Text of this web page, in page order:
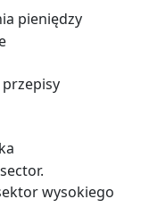
pieniędzy
przepisy
wysokiego